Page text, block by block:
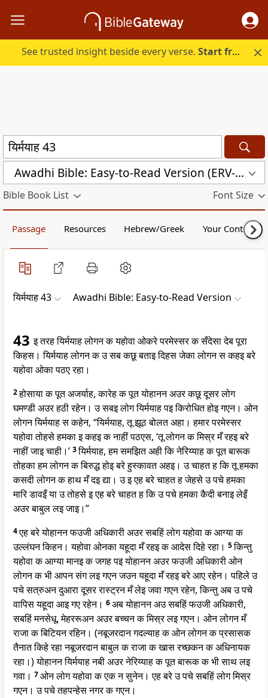
See trusted insight beside every verse.Start free.
Awadhi Bible: Easy-to-Read Version (ERV-AWA)
Bible Book List Font Size
Passage Resources Hebrew/Greek Your Content
यिर्मयाह 43 Awadhi Bible: Easy-to-Read Version
43इ तरह यिर्मयाह लोगन क यहोवा ओकरे परमेस्सर क सँदेसा देब पूरा
किहस। यिर्मयाह लोगन क उ सब कछू बताइ दिहस जेका लोगन स कहइ बरे
यहोवा ओका पठए रहा।
2होसाया क पूत अजर्याह, कारेह क पूत योहानन अउर कछू दूसर लोग
घमण्डी अउर हठी रहेन। उ सबइ लोग यिर्मयाह पइ किरोधित होइ गएन। ओन
लोगन यिर्मयाह स कहेन, “यिर्मयाह, तू झूठ बोलत अहा। हमार परमेस्सर
यहोवा तोहसे हमका इ कहइ क नाहीं पठएस, ‘तू लोगन क मिस्र मँ रहइ बरे
नाहीं जाइ चाही।’ 3यिर्मयाह, हम समझित अही कि नेरिय्याह क पूत बारूक
तोहका हम लोगन क बिरुद्ध होइ बरे हुस्कावत अहइ। उ चाहत ह कि तू हमका
कसदी लोगन क हाथ मँ दइ द्या। उ इ एह बरे चाहत ह जेहसे उ पचे हमका
मारि डावइँ या उ तोहसे इ एह बरे चाहत ह कि उ पचे हमका कैदी बनाइ लेइँ
अउर बाबुल लइ जाइ।”
4एह बरे योहानन फउजी अधिकारी अउर सबहिं लोग यहोवा क आग्या क
उल्लंघन किहन। यहोवा ओनका यहूदा मँ रहइ क आदेस दिहे रहा। 5किन्तु
यहोवा क आग्या मानइ क जगह पइ योहानन अउर फउजी अधिकारी ओन
लोगन क भी आपन संग लइ गएन जउन यहूदा मँ रहइ बरे आए रहेन। पहिले उ
पचे सत्रुअन दुआरा दूसर रास्ट्रन मँ लेइ जवा गएन रहेन, किन्तु अब उ पचे
वापिस यहूदा आइ गए रहेन। 6अब योहानन अउ सबहिं फउजी अधिकारी,
सबहिं मनसेधू, मेहररूअन अउर बच्चन क मिस्र लइ गएन। ओन लोगन मँ
राजा क बिटियन रहिन। (नबूजरदान गदल्याह क ओन लोगन क प्रसासक
तैनात किहे रहा नबूजरदान बाबुल क राजा क खास रच्छकन क अधिनायक
रहा।) योहानन यिर्मयाह नबी अउर नेरिय्याह क पूत बारूक क भी साथ लइ
गवा। 7ओन लोग यहोवा क एक न सुनेन। एह बरे उ पचे सबहिं लोग मिस्र
गएन। उ पचे तहपन्हेस नगर क गएन।